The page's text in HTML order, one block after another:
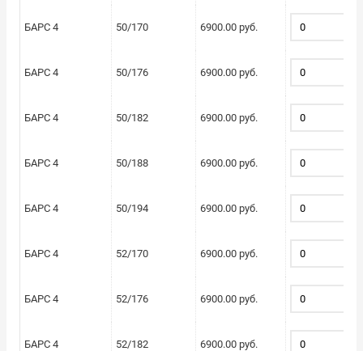
БАРС 4 50/170 6900.00 руб.
БАРС 4 50/176 6900.00 руб.
БАРС 4 50/182 6900.00 руб.
БАРС 4 50/188 6900.00 руб.
БАРС 4 50/194 6900.00 руб.
БАРС 4 52/170 6900.00 руб.
БАРС 4 52/176 6900.00 руб.
БАРС 4 52/182 6900.00 руб.